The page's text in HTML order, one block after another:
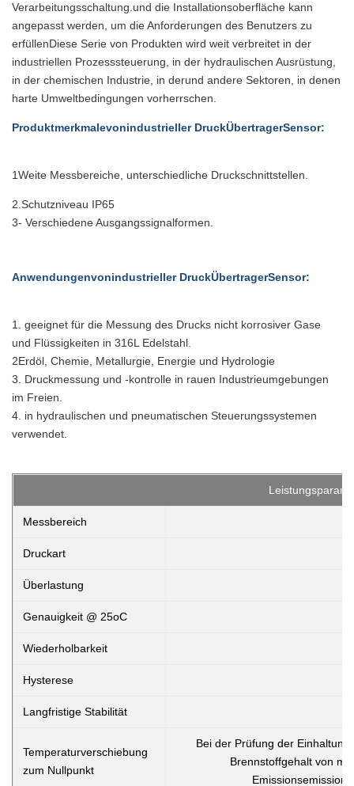
Verarbeitungsschaltung.und die Installationsoberfläche kann
angepasst werden, um die Anforderungen des Benutzers zu
erfüllenDiese Serie von Produkten wird weit verbreitet in der
industriellen Prozesssteuerung, in der hydraulischen Ausrüstung,
in der chemischen Industrie, in derund andere Sektoren, in denen
harte Umweltbedingungen vorherrschen.
Produktmerkmalevonindustrieller DruckÜbertragerSensor:
1Weite Messbereiche, unterschiedliche Druckschnittstellen.
2. Schutzniveau IP65
3- Verschiedene Ausgangssignalformen.
Anwendungenvonindustrieller DruckÜbertragerSensor:
1. geeignet für die Messung des Drucks nicht korrosiver Gase
und Flüssigkeiten in 316L Edelstahl.
2Erdöl, Chemie, Metallurgie, Energie und Hydrologie
3. Druckmessung und -kontrolle in rauen Industrieumgebungen
im Freien.
4. in hydraulischen und pneumatischen Steuerungssystemen
verwendet.
Messbereich
Druckart
Überlastung
Genauigkeit @ 25oC
Wiederholbarkeit
Hysterese
Langfristige Stabilität
Temperaturverschiebung
zum Nullpunkt
Bei der Prüfung der
Brennstoffgehalt von